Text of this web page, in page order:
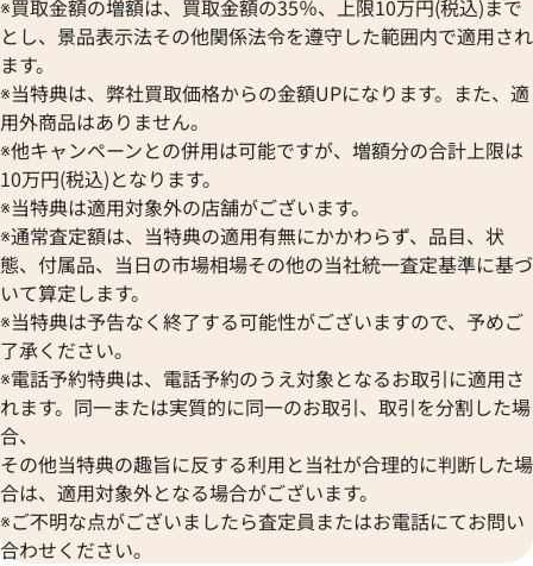
オメガ
ORIENT
オリエント
ORIS
オリス
Audemars Piguet
オーデマ ピゲ
Vacheron Constantin
ヴァシュロン・コンスタンタン
Van Cleef & Arpels
ヴァンクリーフ＆アーペル
Versace
ヴェルサーチ
Wempe
セイコー
CENTURY
センチュリー
ZENITH
ゼニス
ブルガリ
Breguet
ブレゲ
BULOVA
ブローバ
Bell & Ross
ベル＆ロス
BAUME＆MERCIER
ボーム＆メルシエ
BALL Watch
ボール ウォッチ
※買取金額の増額は、買取金額の35％、上限10万円(税込)まで
とし、景品表示法その他関係法令を遵守した範囲内で適用され
ます。
※当特典は、弊社買取価格からの金額UPになります。また、適
用外商品はありません。
※他キャンペーンとの併用は可能ですが、増額分の合計上限は
10万円(税込)となります。
※当特典は適用対象外の店舗がございます。
※通常査定額は、当特典の適用有無にかかわらず、品目、状
態、付属品、当日の市場相場その他の当社統一査定基準に基づ
いて算定します。
※当特典は予告なく終了する可能性がございますので、予めご
了承ください。
※電話予約特典は、電話予約のうえ対象となるお取引に適用さ
れます。同一または実質的に同一のお取引、取引を分割した場
合、
その他当特典の趣旨に反する利用と当社が合理的に判断した場
合は、適用対象外となる場合がございます。
※ご不明な点がございましたら査定員またはお電話にてお問い
合わせください。